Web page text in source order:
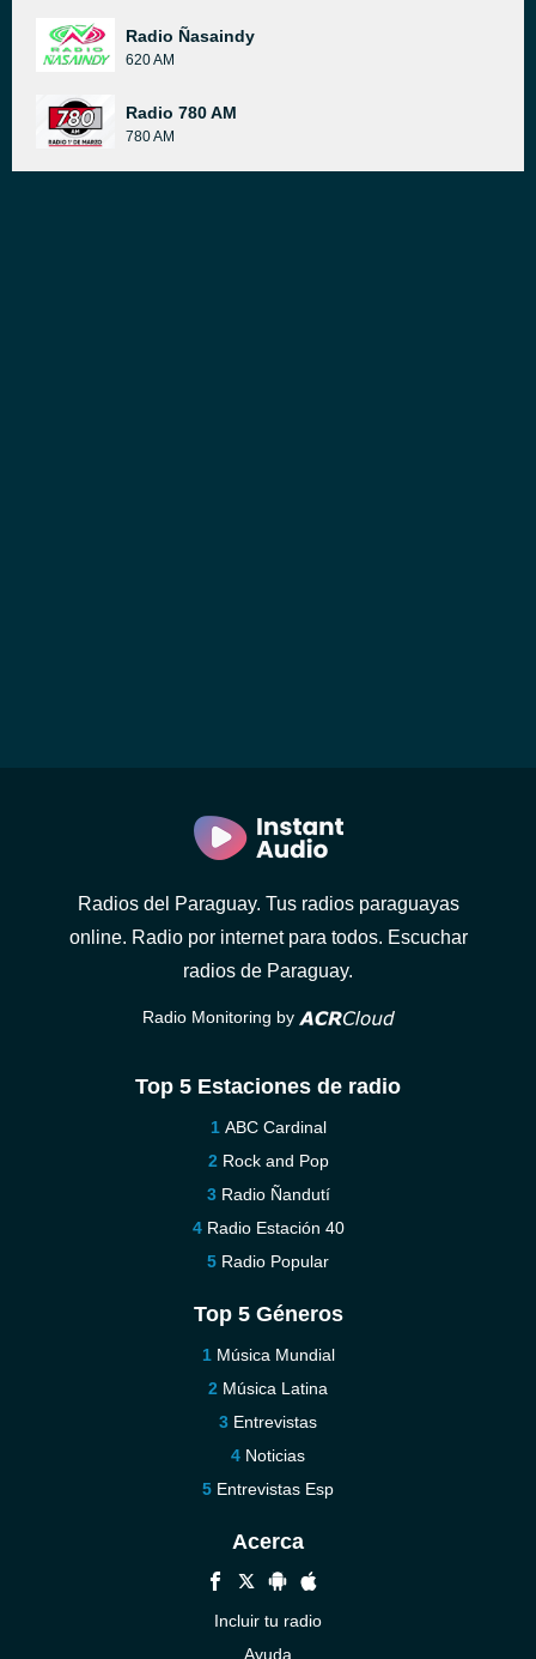
Radio Ñasaindy
620 AM
Radio 780 AM
780 AM
Radios del Paraguay. Tus radios paraguayas
online. Radio por internet para todos. Escuchar
radios de Paraguay.
Radio Monitoring by
Top 5 Estaciones de radio
ABC Cardinal
Rock and Pop
Radio Ñandutí
Radio Estación 40
Radio Popular
Top 5 Géneros
Música Mundial
Música Latina
Entrevistas
Noticias
Entrevistas Esp
Acerca
Incluir tu radio
Ayuda